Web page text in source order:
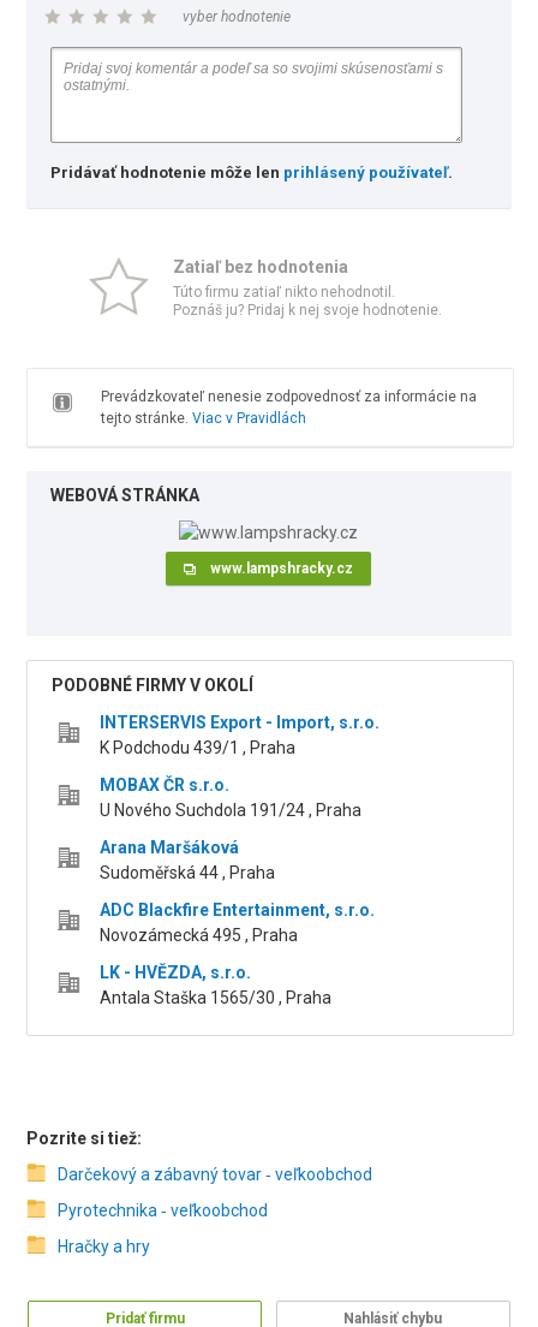
vyber hodnotenie
Pridávať hodnotenie môže len prihlásený používateľ.
Zatiaľ bez hodnotenia
Túto firmu zatiaľ nikto nehodnotil.
Poznáš ju? Pridaj k nej svoje hodnotenie.
Prevádzkovateľ nenesie zodpovednosť za informácie na
tejto stránke. Viac v Pravidlách
WEBOVÁ STRÁNKA
www.lampshracky.cz
PODOBNÉ FIRMY V OKOLÍ
INTERSERVIS Export - Import, s.r.o.
K Podchodu 439/1 , Praha
MOBAX ČR s.r.o.
U Nového Suchdola 191/24 , Praha
Arana Maršáková
Sudoměřská 44 , Praha
ADC Blackfire Entertainment, s.r.o.
Novozámecká 495 , Praha
LK - HVĚZDA, s.r.o.
Antala Staška 1565/30 , Praha
Pozrite si tiež:
Darčekový a zábavný tovar ‑ veľkoobchod
Pyrotechnika ‑ veľkoobchod
Hračky a hry
Pridať firmu Nahlásiť chybu